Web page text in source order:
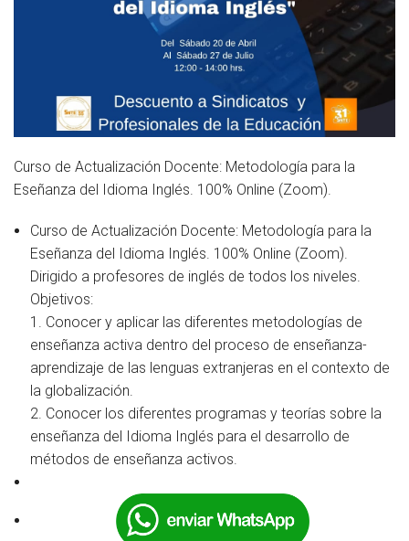
Curso de Actualización Docente: Metodología para la
Eseñanza del Idioma Inglés. 100% Online (Zoom).
Curso de Actualización Docente: Metodología para la
Eseñanza del Idioma Inglés. 100% Online (Zoom).
Dirigido a profesores de inglés de todos los niveles.
Objetivos:
1. Conocer y aplicar las diferentes metodologías de
enseñanza activa dentro del proceso de enseñanza-
aprendizaje de las lenguas extranjeras en el contexto de
la globalización.
2. Conocer los diferentes programas y teorías sobre la
enseñanza del Idioma Inglés para el desarrollo de
métodos de enseñanza activos.